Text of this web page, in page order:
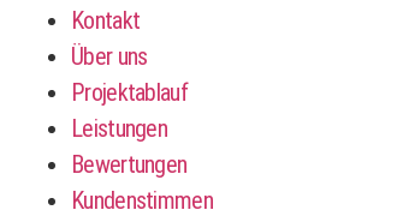
Kontakt
Über uns
Projektablauf
Leistungen
Bewertungen
Kundenstimmen